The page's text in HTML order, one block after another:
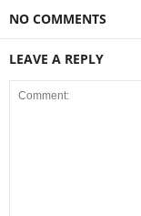
NO COMMENTS
LEAVE A REPLY